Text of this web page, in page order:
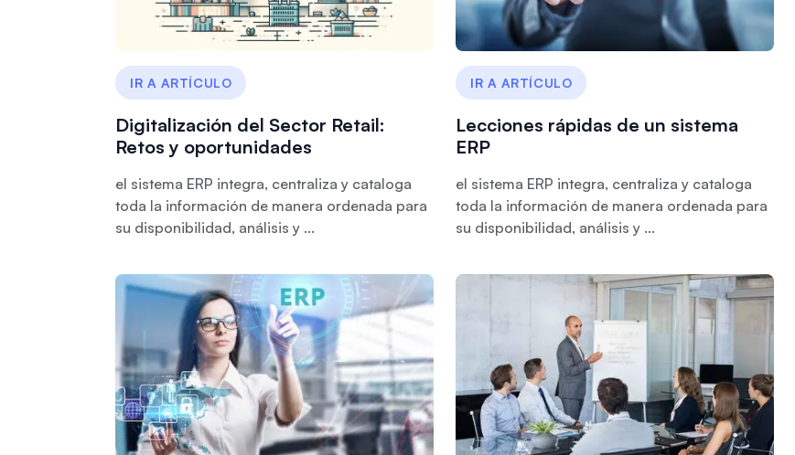
IR A ARTÍCULO
Digitalización del Sector Retail:
Retos y oportunidades
el sistema ERP integra, centraliza y cataloga
toda la información de manera ordenada para
su disponibilidad, análisis y ...
IR A ARTÍCULO
Lecciones rápidas de un sistema
ERP
el sistema ERP integra, centraliza y cataloga
toda la información de manera ordenada para
su disponibilidad, análisis y ...